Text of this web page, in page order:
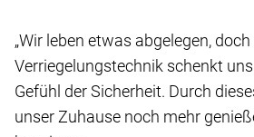
„Wir leben etwas abgelegen,
Verriegelungstechnik schenkt
Gefühl der Sicherheit. Durch
unser Zuhause noch mehr